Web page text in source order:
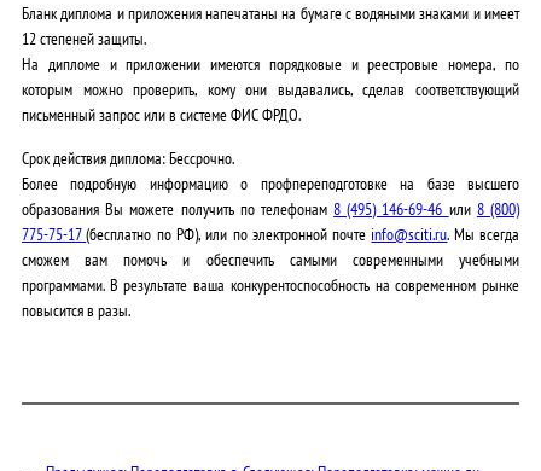
Бланк диплома и приложения напечатаны на бумаге с водяными знаками и имеет
12 степеней защиты.
На дипломе и приложении имеются порядковые и реестровые номера, по
которым можно проверить, кому они выдавались, сделав соответствующий
письменный запрос или в системе ФИС ФРДО.
Срок действия диплома: Бессрочно.
Более подробную информацию о профпереподготовке на базе высшего
образования Вы можете получить по телефонам8 (495) 146-69-46 или 8 (800)
775-75-17(бесплатно по РФ), или по электронной почте info@sciti.ru. Мы всегда
сможем вам помочь и обеспечить самыми современными учебными
программами. В результате ваша конкурентоспособность на современном рынке
повысится в разы.